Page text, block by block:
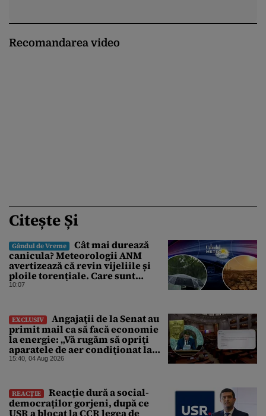
Recomandarea video
Citește Și
Gândul de Vreme
Cât mai durează
canicula? Meteorologii ANM
avertizează că revin vijeliile și
ploile torențiale. Care sunt
zonele vizate, începând chiar de
10:07
EXCLUSIV
Angajaţii de la Senat au
primit mail ca să facă economie
la energie: „Vă rugăm să opriţi
aparatele de aer condiţionat la
sfârşitul programului”
15:40, 04 Aug 2026
REACȚIE
Reacție dură a social-
democraților gorjeni, după ce
USR a blocat la CCR legea de